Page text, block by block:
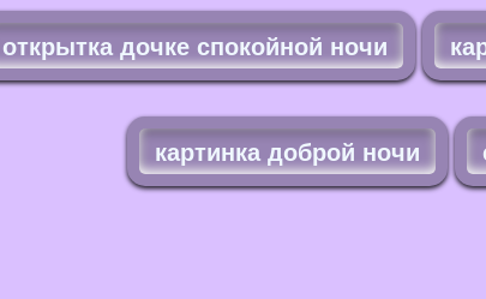
открытка дочке спокойной ночи
картинка доброй ночи